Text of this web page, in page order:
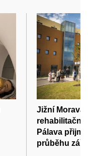
Jižní Morava
rehabilitační
Pálava
průběhu září